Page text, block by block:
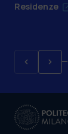
Residenze